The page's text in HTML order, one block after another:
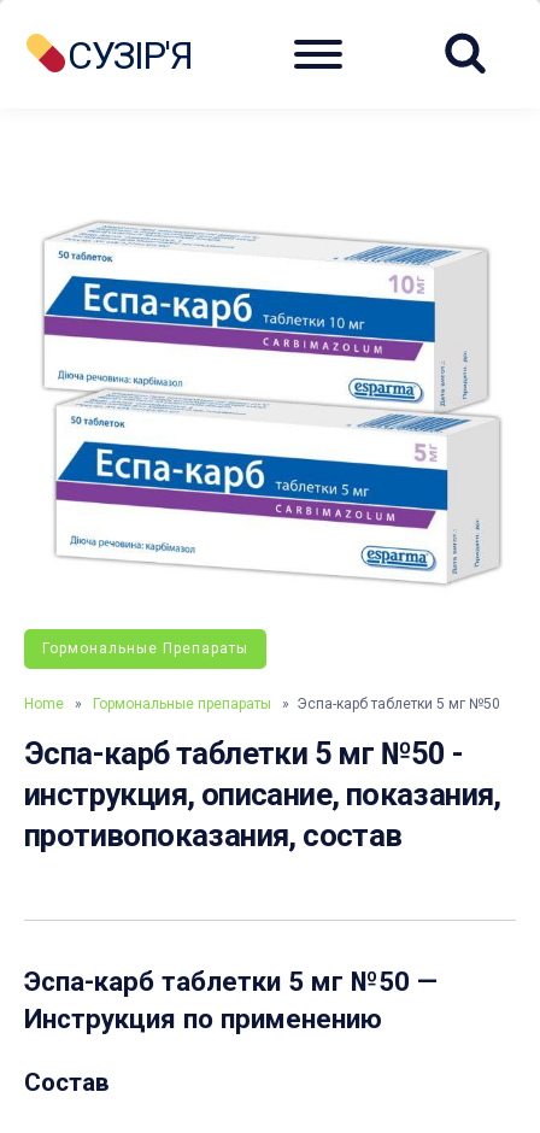
СУЗІР'Я Menu
Гормональные Препараты
Home » Гормональные препараты » Эспа-карб таблетки 5 мг №50
Эспа-карб таблетки 5 мг №50 -
инструкция, описание, показания,
противопоказания, состав
Эспа-карб таблетки 5 мг №50 —
Инструкция по применению
Состав